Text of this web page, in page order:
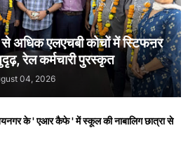
अधिक एलएचबी कोचों में स्टिफऩर
रेल कर्मचारी पुरस्कृत
04, 2026
के ' एआर कैफे ' में स्कूल की नाबालिग छात्रा से